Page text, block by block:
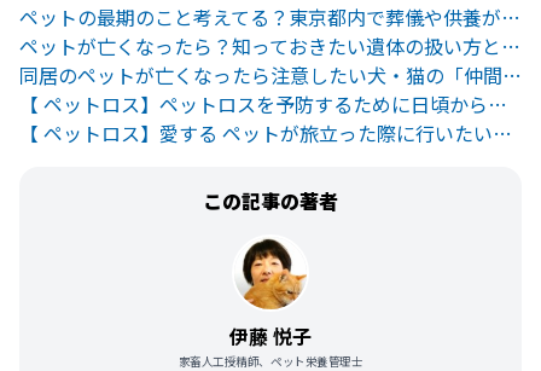
ペットの最期のこと考えてる？東京都内で葬儀や供養ができる寺院5選
ペットが亡くなったら？知っておきたい遺体の扱い方と葬儀の仕方
同居のペットが亡くなったら注意したい犬・猫の「仲間ロス」とは
【 ペットロス】ペットロスを予防するために日頃から行う３つのこと
【 ペットロス】愛する ペットが旅立った際に行いたい３つのこと
この記事の著者
伊藤 悦子
家畜人工授精師、ペット栄養管理士